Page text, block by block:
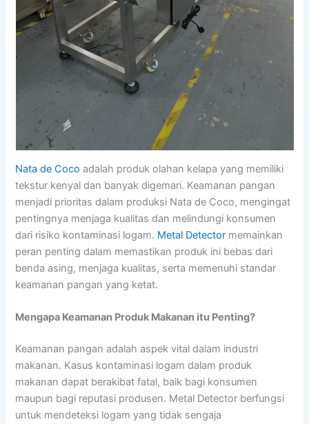
Nata de Coco adalah produk olahan kelapa yang memiliki
tekstur kenyal dan banyak digemari. Keamanan pangan
menjadi prioritas dalam produksi Nata de Coco, mengingat
pentingnya menjaga kualitas dan melindungi konsumen
dari risiko kontaminasi logam. Metal Detector memainkan
peran penting dalam memastikan produk ini bebas dari
benda asing, menjaga kualitas, serta memenuhi standar
keamanan pangan yang ketat.
Mengapa Keamanan Produk Makanan itu Penting?
Keamanan pangan adalah aspek vital dalam industri
makanan. Kasus kontaminasi logam dalam produk
makanan dapat berakibat fatal, baik bagi konsumen
maupun bagi reputasi produsen. Metal Detector berfungsi
untuk mendeteksi logam yang tidak sengaja